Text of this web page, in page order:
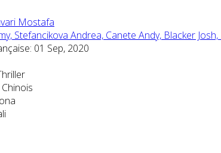
Mostafa
Stefancikova Andrea, Canete Andy, Blacker Josh,
01 Sep, 2020